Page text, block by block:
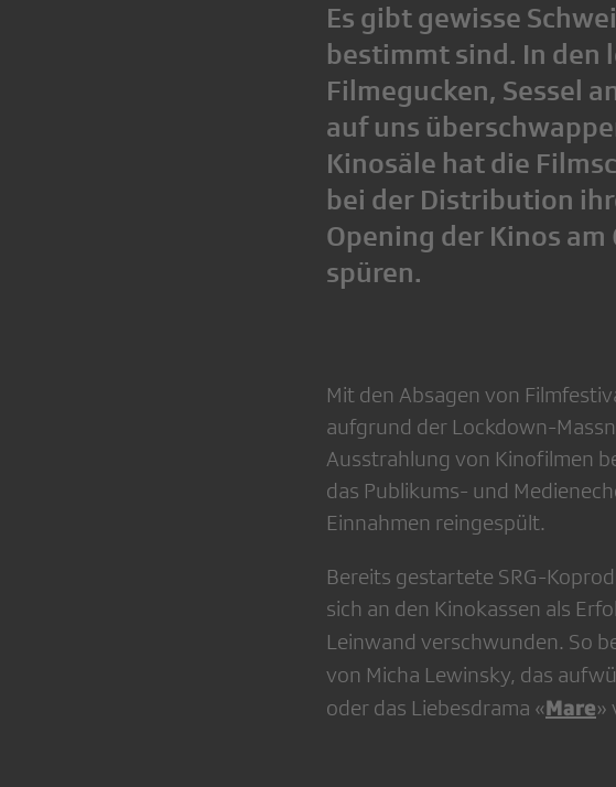
Es gibt gewisse
bestimmt sind. In den
Filmegucken, Sessel
auf uns
Kinosäle hat die
bei der Distribution
Opening der Kinos
spüren.
Mit den Absagen von
aufgrund der Lockdown-
Ausstrahlung von Kinofilmen
das Publikums- und
Einnahmen reingespült.
Bereits gestartete SRG-
sich an den Kinokassen als
Leinwand verschwunden. So
von Micha Lewinsky, das
oder das Liebesdrama «Mare»